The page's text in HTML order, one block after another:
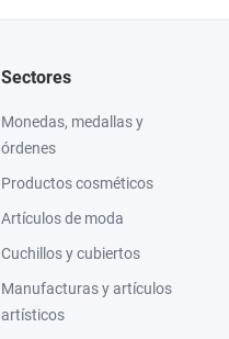
Sectores
Monedas, medallas y
órdenes
Productos cosméticos
Artículos de moda
Cuchillos y cubiertos
Manufacturas y artículos
artísticos